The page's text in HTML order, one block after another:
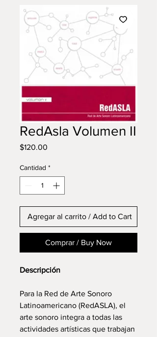
RedAsla Volumen II
$120.00
Cantidad *
Agregar al carrito / Add to Cart
Comprar / Buy Now
Descripción
Para la Red de Arte Sonoro
Latinoamericano (RedASLA), el
arte sonoro integra a todas las
actividades artísticas que trabajan